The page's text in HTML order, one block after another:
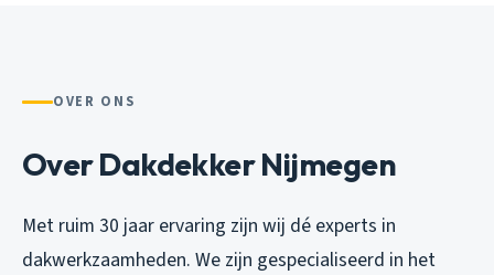
OVER ONS
Over Dakdekker Nijmegen
Met ruim 30 jaar ervaring zijn wij dé experts in
dakwerkzaamheden. We zijn gespecialiseerd in het